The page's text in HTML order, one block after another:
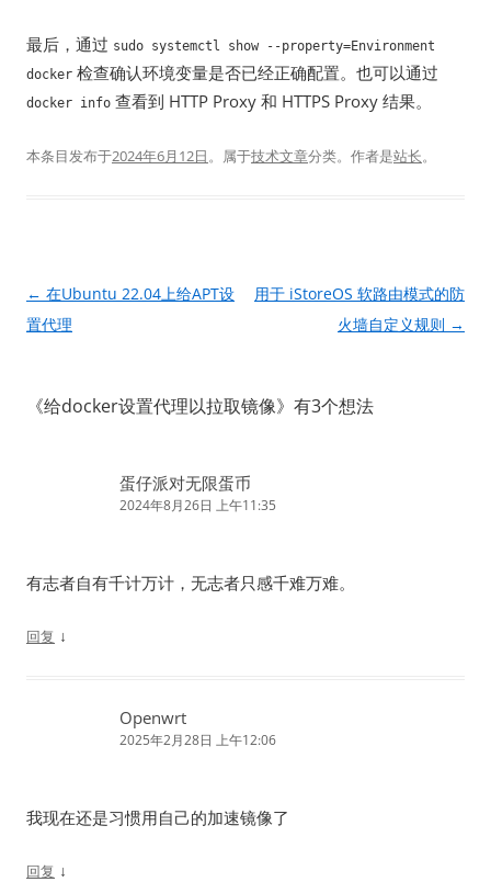
最后，通过 sudo systemctl show --property=Environment
docker 检查确认环境变量是否已经正确配置。也可以通过
docker info 查看到 HTTP Proxy 和 HTTPS Proxy 结果。
本条目发布于2024年6月12日。属于技术文章分类。 作者是站长。
文
章
← 在Ubuntu 22.04上给APT设
置代理
用于 iStoreOS 软路由模式的防
火墙自定义规则 →
《给docker设置代理以拉取镜像》有3个想法
蛋仔派对无限蛋币
2024年8月26日 上午11:35
有志者自有千计万计，无志者只感千难万难。
回复 ↓
Openwrt
2025年2月28日 上午12:06
我现在还是习惯用自己的加速镜像了
回复 ↓